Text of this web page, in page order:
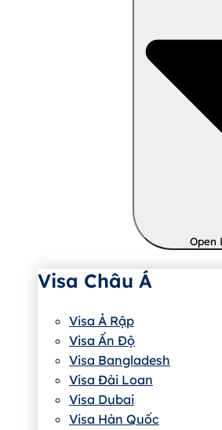
Open
Visa Châu Á
Visa Ả Rập
Visa Ấn Độ
Visa Bangladesh
Visa Đài Loan
Visa Dubai
Visa Hàn Quốc